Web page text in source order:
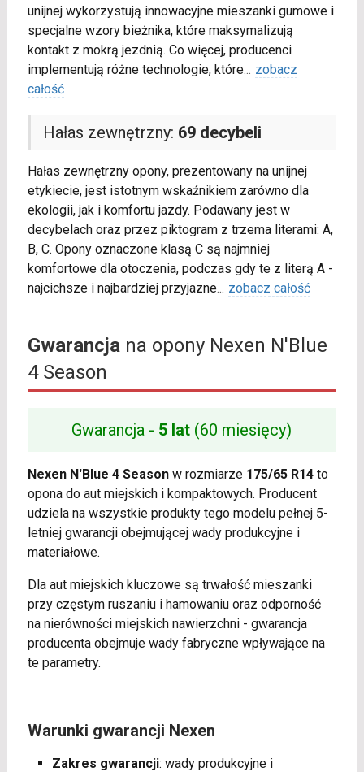
unijnej wykorzystują innowacyjne mieszanki gumowe i
specjalne wzory bieżnika, które maksymalizują
kontakt z mokrą jezdnią. Co więcej, producenci
implementują różne technologie, które... zobacz
całość
Hałas zewnętrzny: 69 decybeli
Hałas zewnętrzny opony, prezentowany na unijnej
etykiecie, jest istotnym wskaźnikiem zarówno dla
ekologii, jak i komfortu jazdy. Podawany jest w
decybelach oraz przez piktogram z trzema literami: A,
B, C. Opony oznaczone klasą C są najmniej
komfortowe dla otoczenia, podczas gdy te z literą A -
najcichsze i najbardziej przyjazne... zobacz całość
Gwarancjana opony Nexen N'Blue
4 Season
Gwarancja - 5 lat (60 miesięcy)
Nexen N'Blue 4 Seasonw rozmiarze 175/65 R14to
opona do aut miejskich i kompaktowych. Producent
udziela na wszystkie produkty tego modelu pełnej 5-
letniej gwarancji obejmującej wady produkcyjne i
materiałowe.
Dla aut miejskich kluczowe są trwałość mieszanki
przy częstym ruszaniu i hamowaniu oraz odporność
na nierówności miejskich nawierzchni - gwarancja
producenta obejmuje wady fabryczne wpływające na
te parametry.
Warunki gwarancji Nexen
Zakres gwarancji: wady produkcyjne i